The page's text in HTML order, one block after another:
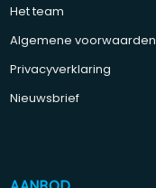
Het team
Algemene voorwaarden
Privacyverklaring
Nieuwsbrief